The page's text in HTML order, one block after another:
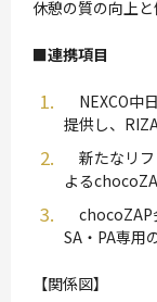
休憩の質の向上と
■連携項目
NEXCO中
提供し、
新たなリフ
よる
chocoZAP
SA・PA専用
【関係図】